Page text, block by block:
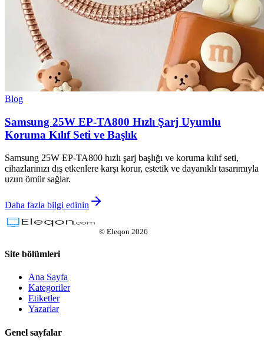
Blog
Samsung 25W EP-TA800 Hızlı Şarj Uyumlu
Koruma Kılıf Seti ve Başlık
Samsung 25W EP-TA800 hızlı şarj başlığı ve koruma kılıf seti,
cihazlarınızı dış etkenlere karşı korur, estetik ve dayanıklı tasarımıyla
uzun ömür sağlar.
Daha fazla bilgi edinin
© Eleqon 2026
Site bölümleri
Ana Sayfa
Kategoriler
Etiketler
Yazarlar
Genel sayfalar